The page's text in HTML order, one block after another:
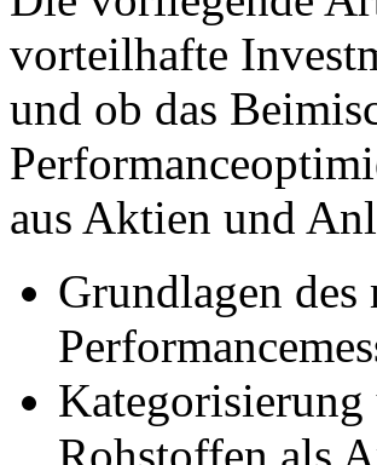
vorteilhafte
und ob das
aus Aktien und
Grundlagen
Rohstoffen als